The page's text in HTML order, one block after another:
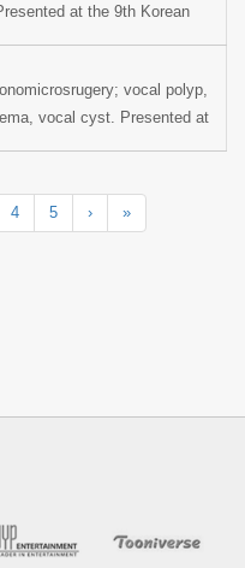
Seoul, Korea.
at the 9th Korean
vocal polyp,
vocal cyst. Presented at
4 5 › »